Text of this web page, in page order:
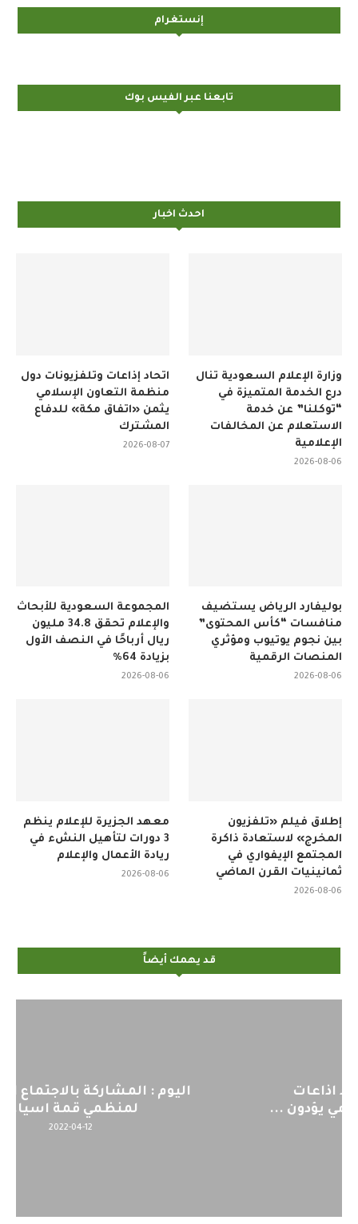
إنستغرام
تابعنا عبر الفيس بوك
احدث اخبار
اتحاد إذاعات وتلفزيونات دول
منظمة التعاون الإسلامي
يثمن «اتفاق مكة» للدفاع
المشترك
2026-08-07
وزارة الإعلام السعودية تنال
درع الخدمة المتميزة في
“توكلنا” عن خدمة
الاستعلام عن المخالفات
الإعلامية
2026-08-06
المجموعة السعودية للأبحاث
والإعلام تحقق 34.8 مليون
ريال أرباحًا في النصف الأول
بزيادة 64%
2026-08-06
بوليفارد الرياض يستضيف
منافسات “كأس المحتوى”
بين نجوم يوتيوب ومؤثري
المنصات الرقمية
2026-08-06
معهد الجزيرة للإعلام ينظم
3 دورات لتأهيل النشء في
ريادة الأعمال والإعلام
2026-08-06
إطلاق فيلم «تلفزيون
المخرج» لاستعادة ذاكرة
المجتمع الإيفواري في
ثمانينيات القرن الماضي
2026-08-06
قد يهمك أيضاً
اليوم : المشاركة بالاجتماع التحضيري
لمنظمي قمة اسيا...